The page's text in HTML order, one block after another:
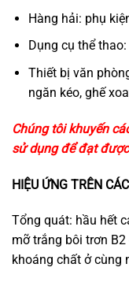
Hàng hải: phụ
Dụng cụ thể
Thiết bị văn
ngăn kéo, ghế
Chúng tôi khuyến
sử dụng để đạt
HIỆU ỨNG TRÊN
Tổng quát: hầu hết
mỡ trắng bôi trơn
khoáng chất ở cùng